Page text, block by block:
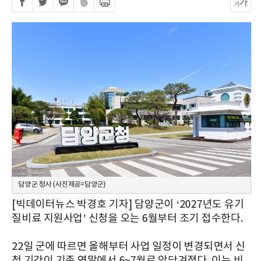
담양군 청사 (사진제공=담양군)
[빅데이터뉴스 박경호 기자] 담양군이 ‘2027년도 유기
질비료 지원사업’ 신청을 오는 6월부터 조기 접수한다.
22일 군에 따르면 올해부터 사업 일정이 변경되면서 신